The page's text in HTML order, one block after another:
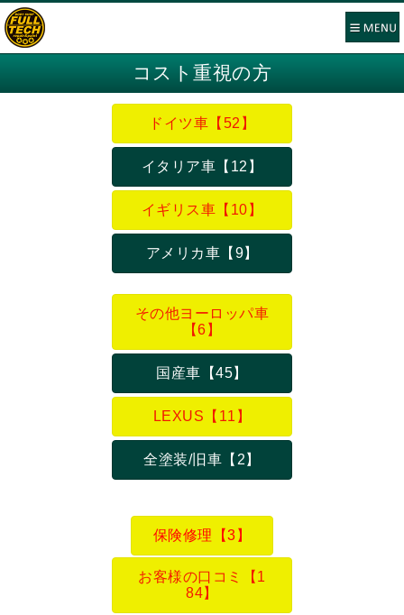
コスト重視の方
ドイツ車【52】
イタリア車【12】
イギリス車【10】
アメリカ車【9】
その他ヨーロッパ車
【6】
国産車【45】
LEXUS【11】
全塗装/旧車【2】
保険修理【3】
お客様の口コミ【1
84】